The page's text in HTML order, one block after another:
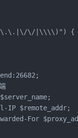
\/|\\\\)") {
IP $remote_addr;
For